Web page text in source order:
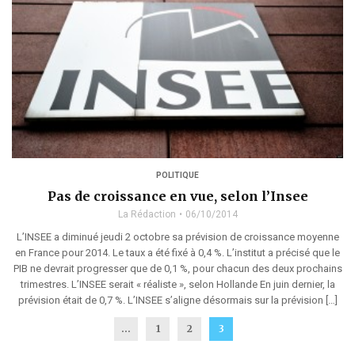
POLITIQUE
Pas de croissance en vue, selon l’Insee
La Rédaction 06/10/2014
L’INSEE a diminué jeudi 2 octobre sa prévision de croissance moyenne
en France pour 2014. Le taux a été fixé à 0,4 %. L’institut a précisé que le
PIB ne devrait progresser que de 0,1 %, pour chacun des deux prochains
trimestres. L’INSEE serait « réaliste », selon Hollande En juin dernier, la
prévision était de 0,7 %. L’INSEE s’aligne désormais sur la prévision […]
... 1 2 3